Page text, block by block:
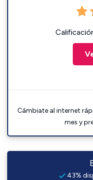
Cámbiate al internet
mes y
43%